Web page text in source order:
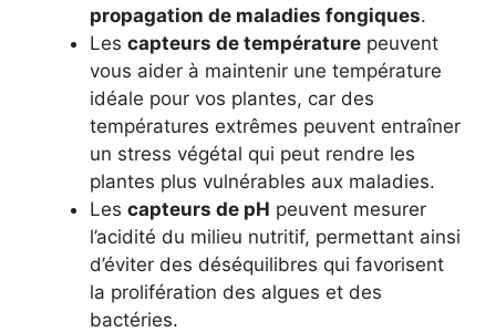
propagation de maladies fongiques.
Les capteurs de température peuvent
vous aider à maintenir une température
idéale pour vos plantes, car des
températures extrêmes peuvent entraîner
un stress végétal qui peut rendre les
plantes plus vulnérables aux maladies.
Les capteurs de pH peuvent mesurer
l’acidité du milieu nutritif, permettant ainsi
d’éviter des déséquilibres qui favorisent
la prolifération des algues et des
bactéries.